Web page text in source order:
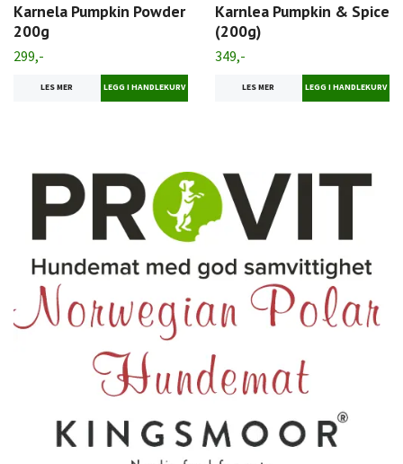
Karnela Pumpkin Powder
200g
299,-
LES MER
Karnlea Pumpkin & Spice
(200g)
349,-
LES MER